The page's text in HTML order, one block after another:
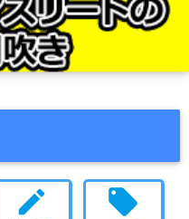
create local_offer